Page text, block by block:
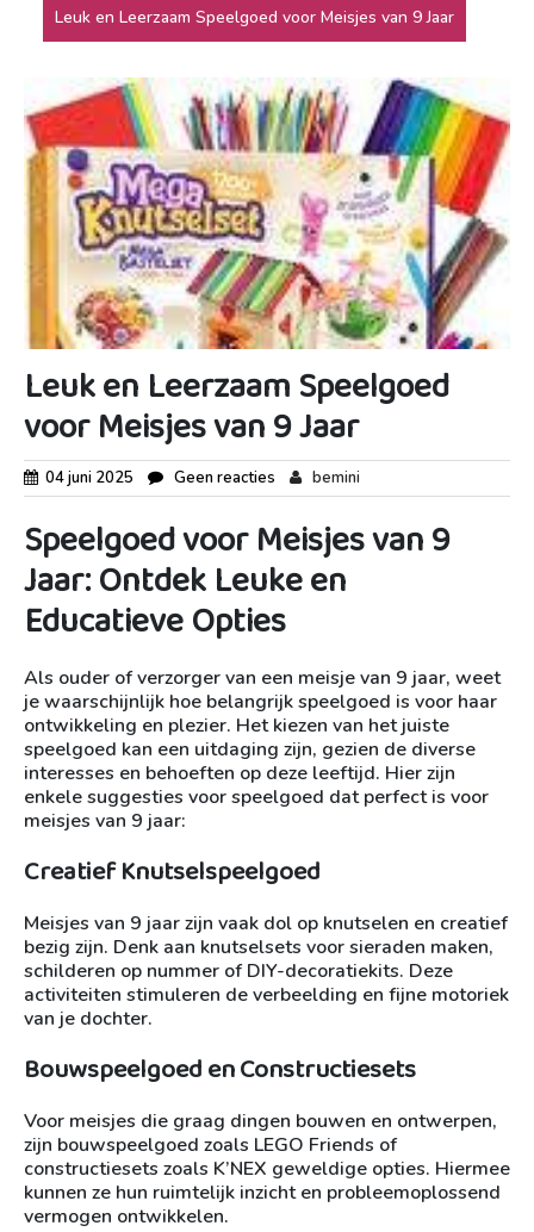
Leuk en Leerzaam Speelgoed voor Meisjes van 9 Jaar
Leuk en Leerzaam Speelgoed
voor Meisjes van 9 Jaar
04 juni 2025 Geen reacties bemini
Speelgoed voor Meisjes van 9
Jaar: Ontdek Leuke en
Educatieve Opties
Als ouder of verzorger van een meisje van 9 jaar, weet
je waarschijnlijk hoe belangrijk speelgoed is voor haar
ontwikkeling en plezier. Het kiezen van het juiste
speelgoed kan een uitdaging zijn, gezien de diverse
interesses en behoeften op deze leeftijd. Hier zijn
enkele suggesties voor speelgoed dat perfect is voor
meisjes van 9 jaar:
Creatief Knutselspeelgoed
Meisjes van 9 jaar zijn vaak dol op knutselen en creatief
bezig zijn. Denk aan knutselsets voor sieraden maken,
schilderen op nummer of DIY-decoratiekits. Deze
activiteiten stimuleren de verbeelding en fijne motoriek
van je dochter.
Bouwspeelgoed en Constructiesets
Voor meisjes die graag dingen bouwen en ontwerpen,
zijn bouwspeelgoed zoals LEGO Friends of
constructiesets zoals K’NEX geweldige opties. Hiermee
kunnen ze hun ruimtelijk inzicht en probleemoplossend
vermogen ontwikkelen.